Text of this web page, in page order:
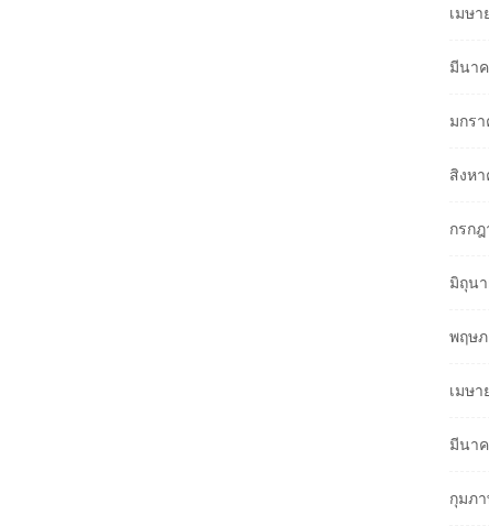
เมษา
มีนา
มกรา
สิงห
กรก
มิถุน
พฤษ
เมษา
มีนา
กุมภ